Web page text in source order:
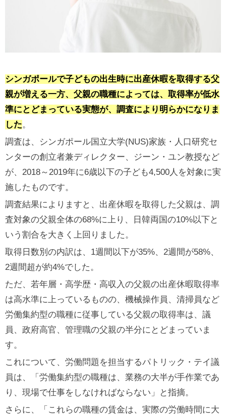
シンガポールで子どもの出生時に出産休暇を取得する父
親が増える一方、父親の職種によっては、取得率が低水
準にとどまっている実態が、調査により明らかになりま
した。
調査は、シンガポール国立大学(NUS)家族・人口研究セ
ンターの創立者兼ディレクター、ジーン・ユン教授など
が、2018～2019年に6歳以下の子ども4,500人を対象に実
施したものです。
調査結果によりますと、出産休暇を取得した父親は、調
査対象の父親全体の68%に上り、日韓両国の10%以下と
いう割合を大きく上回りました。
取得日数別の内訳は、1週間以下が35%、2週間が58%、
2週間超が約4%でした。
ただ、若年層・高学歴・高収入の父親の出産休暇取得率
は高水準に上っているものの、機械操作員、清掃員など
労働集約型の職種に従事している父親の取得率は、議
員、政府高官、管理職の父親の半分にとどまっていま
す。
これについて、労働問題を担当するパトリック・テイ議
員は、「労働集約型の職種は、業務の大半が手作業であ
り、現場で仕事をしなければならない」と指摘。
さらに、「これらの職種の賃金は、実際の労働時間に大